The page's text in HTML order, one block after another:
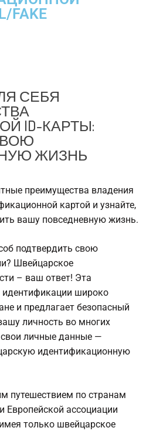
FAKE
СЕБЯ
ID-КАРТЫ:
ЖИЗНЬ
преимущества владения
картой и узнайте,
вашу повседневную жизнь.
подтвердить свою
Швейцарское
– ваш ответ! Эта
широко
и предлагает безопасный
личность во многих
личные данные —
идентификационную
путешествием по странам
Европейской ассоциации
только швейцарское